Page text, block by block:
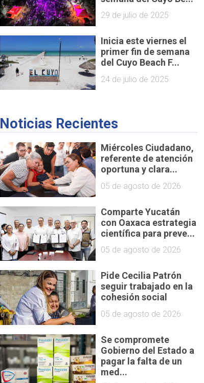
29 de julio de 2025
Inicia este viernes el
primer fin de semana
del Cuyo Beach F...
24 de julio de 2025
Noticias Recientes
Miércoles Ciudadano,
referente de atención
oportuna y clara...
05 de agosto de 2026
Comparte Yucatán
con Oaxaca estrategia
científica para preve...
05 de agosto de 2026
Pide Cecilia Patrón
seguir trabajado en la
cohesión social
05 de agosto de 2026
Se compromete
Gobierno del Estado a
pagar la falta de un
med...